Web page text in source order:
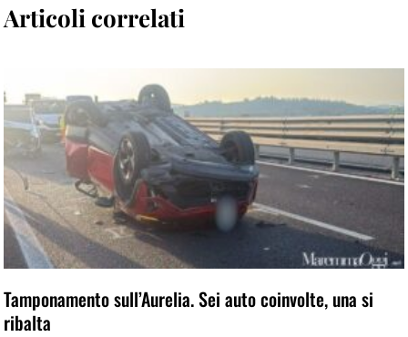
Articoli correlati
Tamponamento sull’Aurelia. Sei auto coinvolte, una si
ribalta